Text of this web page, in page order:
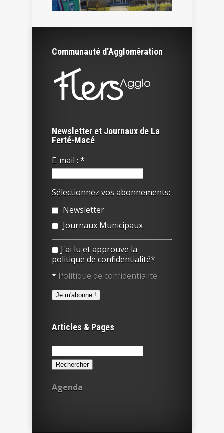
Communauté d'Agglomération
Newsletter et Journaux de La
Ferté-Macé
E-mail : *
Sélectionnez vos abonnements:
Newsletter
Journaux Municipaux
J'ai lu et approuve la
politique de confidentialité*
* Politique de confidentialité
Articles & Pages
Rechercher :
Agenda